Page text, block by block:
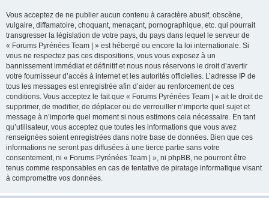
Vous acceptez de ne publier aucun contenu à caractère abusif, obscène,
vulgaire, diffamatoire, choquant, menaçant, pornographique, etc. qui pourrait
transgresser la législation de votre pays, du pays dans lequel le serveur de
« Forums Pyrénées Team | » est hébergé ou encore la loi internationale. Si
vous ne respectez pas ces dispositions, vous vous exposez à un
bannissement immédiat et définitif et nous nous réservons le droit d’avertir
votre fournisseur d’accès à internet et les autorités officielles. L’adresse IP de
tous les messages est enregistrée afin d’aider au renforcement de ces
conditions. Vous acceptez le fait que « Forums Pyrénées Team | » ait le droit de
supprimer, de modifier, de déplacer ou de verrouiller n’importe quel sujet et
message à n’importe quel moment si nous estimons cela nécessaire. En tant
qu’utilisateur, vous acceptez que toutes les informations que vous avez
renseignées soient enregistrées dans notre base de données. Bien que ces
informations ne seront pas diffusées à une tierce partie sans votre
consentement, ni « Forums Pyrénées Team | », ni phpBB, ne pourront être
tenus comme responsables en cas de tentative de piratage informatique visant
à compromettre vos données.